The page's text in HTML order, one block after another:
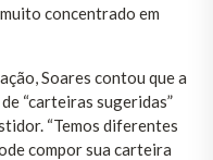
concentrado em
Soares contou que a
“carteiras sugeridas”
“Temos diferentes
compor sua carteira